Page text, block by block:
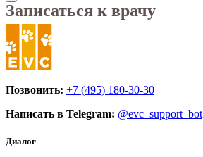
Записаться к врачу
Позвонить: +7 (495) 180-30-30
Написать в Telegram: @evc_support_bot
Диалог